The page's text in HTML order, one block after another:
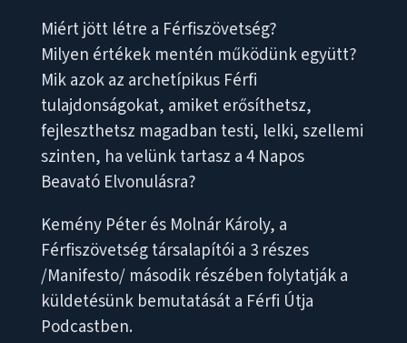
Miért jött létre a Férfiszövetség?
Milyen értékek mentén működünk együtt?
Mik azok az archetípikus Férfi
tulajdonságokat, amiket erősíthetsz,
fejleszthetsz magadban testi, lelki, szellemi
szinten, ha velünk tartasz a 4 Napos
Beavató Elvonulásra?
Kemény Péter és Molnár Károly, a
Férfiszövetség társalapítói a 3 részes
/Manifesto/ második részében folytatják a
küldetésünk bemutatását a Férfi Útja
Podcastben.